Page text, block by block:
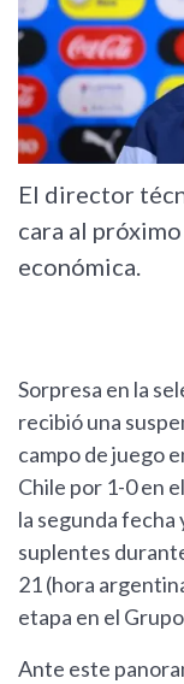
El director
cara al
económica.
Sorpresa en la
recibió una
campo de juego
Chile por 1-0 en
la segunda fecha
suplentes
21 (hora
etapa en el
Ante este